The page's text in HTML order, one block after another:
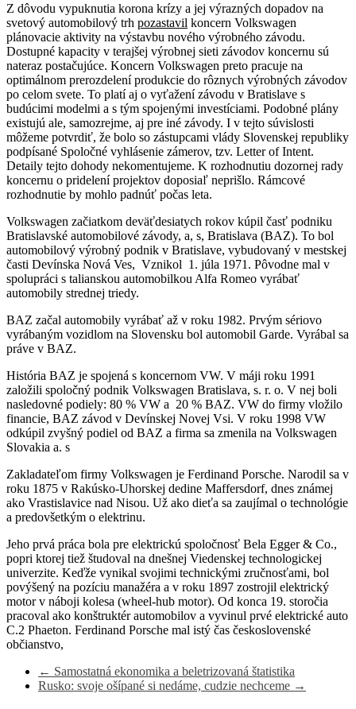
Z dôvodu vypuknutia korona krízy a jej výrazných dopadov na
svetový automobilový trh pozastavil koncern Volkswagen
plánovacie aktivity na výstavbu nového výrobného závodu.
Dostupné kapacity v terajšej výrobnej sieti závodov koncernu sú
nateraz postačujúce. Koncern Volkswagen preto pracuje na
optimálnom prerozdelení produkcie do rôznych výrobných závodov
po celom svete. To platí aj o vyťažení závodu v Bratislave s
budúcimi modelmi a s tým spojenými investíciami. Podobné plány
existujú ale, samozrejme, aj pre iné závody. I v tejto súvislosti
môžeme potvrdiť, že bolo so zástupcami vlády Slovenskej republiky
podpísané Spoločné vyhlásenie zámerov, tzv. Letter of Intent.
Detaily tejto dohody nekomentujeme. K rozhodnutiu dozornej rady
koncernu o pridelení projektov doposiaľ neprišlo. Rámcové
rozhodnutie by mohlo padnúť počas leta.
Volkswagen začiatkom deväťdesiatych rokov kúpil časť podniku
Bratislavské automobilové závody, a, s, Bratislava (BAZ). To bol
automobilový výrobný podnik v Bratislave, vybudovaný v mestskej
časti Devínska Nová Ves, Vznikol 1. júla 1971. Pôvodne mal v
spolupráci s talianskou automobilkou Alfa Romeo vyrábať
automobily strednej triedy.
BAZ začal automobily vyrábať až v roku 1982. Prvým sériovo
vyrábaným vozidlom na Slovensku bol automobil Garde. Vyrábal sa
práve v BAZ.
História BAZ je spojená s koncernom VW. V máji roku 1991
založili spoločný podnik Volkswagen Bratislava, s. r. o. V nej boli
nasledovné podiely: 80 % VW a 20 % BAZ. VW do firmy vložilo
financie, BAZ závod v Devínskej Novej Vsi. V roku 1998 VW
odkúpil zvyšný podiel od BAZ a firma sa zmenila na Volkswagen
Slovakia a. s
Zakladateľom firmy Volkswagen je Ferdinand Porsche. Narodil sa v
roku 1875 v Rakúsko-Uhorskej dedine Maffersdorf, dnes známej
ako Vrastislavice nad Nisou. Už ako dieťa sa zaujímal o technológie
a predovšetkým o elektrinu.
Jeho prvá práca bola pre elektrickú spoločnosť Bela Egger & Co.,
popri ktorej tiež študoval na dnešnej Viedenskej technologickej
univerzite. Keďže vynikal svojimi technickými zručnosťami, bol
povýšený na pozíciu manažéra a v roku 1897 zostrojil elektrický
motor v náboji kolesa (wheel-hub motor). Od konca 19. storočia
pracoval ako konštruktér automobilov a vyvinul prvé elektrické auto
C.2 Phaeton. Ferdinand Porsche mal istý čas československé
občianstvo,
← Samostatná ekonomika a beletrizovaná štatistika
Rusko: svoje ošípané si nedáme, cudzie nechceme →